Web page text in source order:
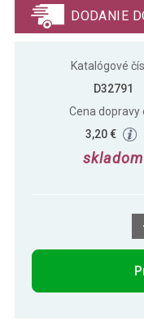
DODANIE
Katalógové
D32791
Cena dopravy
3,20 €
skladom